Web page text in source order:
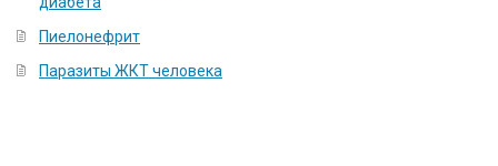
Пиелонефрит
Паразиты ЖКТ человека